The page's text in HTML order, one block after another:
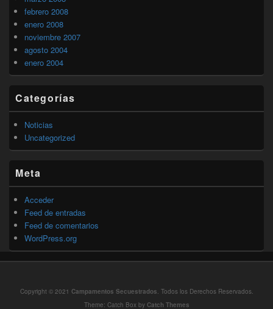
febrero 2008
enero 2008
noviembre 2007
agosto 2004
enero 2004
Categorías
Noticias
Uncategorized
Meta
Acceder
Feed de entradas
Feed de comentarios
WordPress.org
Copyright © 2021 Campamentos Secuestrados . Todos los Derechos Reservados.
Theme: Catch Box by Catch Themes